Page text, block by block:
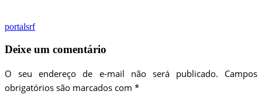
portalsrf
Deixe um comentário
O seu endereço de e-mail não será publicado.
Campos
obrigatórios são marcados com *